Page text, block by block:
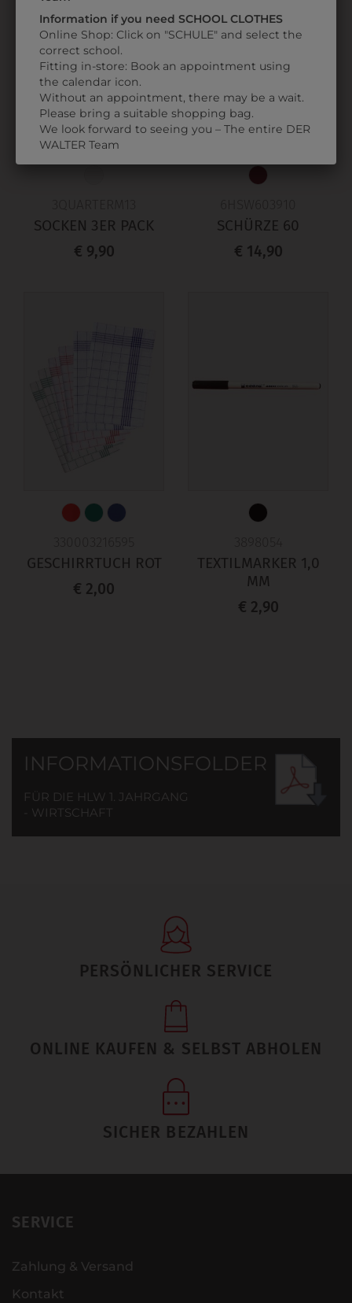
SOCKEN 3ER PACK
€ 9,90
SCHÜRZE 60
€ 14,90
GESCHIRRTUCH ROT
€ 2,00
TEXTILMARKER 1,0
MM
€ 2,90
INFORMATIONSFOLDER
FÜR DIE HLW 1. JAHRGANG
- WIRTSCHAFT
PERSÖNLICHER SERVICE
ONLINE KAUFEN & SELBST ABHOLEN
SICHER BEZAHLEN
SERVICE
Zahlung & Versand
Kontakt
Information if you need SCHOOL CLOTHES
Online Shop: Click on "SCHULE" and select the
correct school.
Fitting in-store: Book an appointment using
the calendar icon.
Without an appointment, there may be a wait.
Please bring a suitable shopping bag.
We look forward to seeing you – The entire DER
WALTER Team